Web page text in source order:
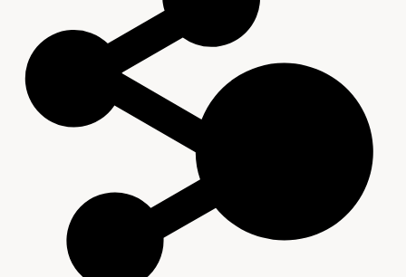
Categorie:
Kunst, Cultuur en Erfgoedbeheer